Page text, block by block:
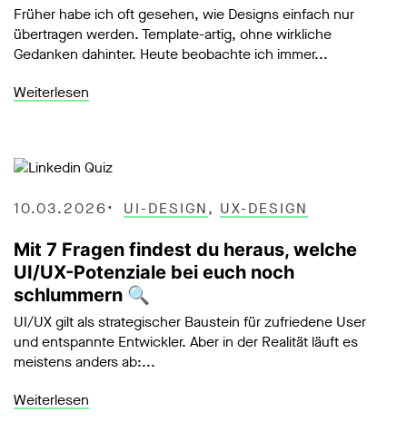
Früher habe ich oft gesehen, wie Designs einfach nur
übertragen werden. Template-artig, ohne wirkliche
Gedanken dahinter. Heute beobachte ich immer...
Weiterlesen
10.03.2026 UI-DESIGN, UX-DESIGN
Mit 7 Fragen findest du heraus, welche
UI/UX-Potenziale bei euch noch
schlummern 🔍
UI/UX gilt als strategischer Baustein für zufriedene User
und entspannte Entwickler. Aber in der Realität läuft es
meistens anders ab:...
Weiterlesen